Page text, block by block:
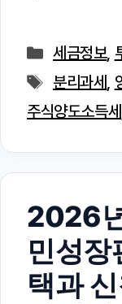
카
테
리
세금정보,
태
그
분리과세 ,
주식양도소득세
2026
민성장
택과